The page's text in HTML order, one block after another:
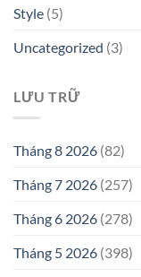
Style (5)
Uncategorized (3)
LƯU TRỮ
Tháng 8 2026 (82)
Tháng 7 2026 (257)
Tháng 6 2026 (278)
Tháng 5 2026 (398)